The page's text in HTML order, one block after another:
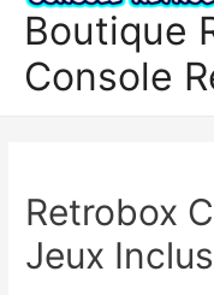
Boutique
Console
Retrobox
Jeux Inclus